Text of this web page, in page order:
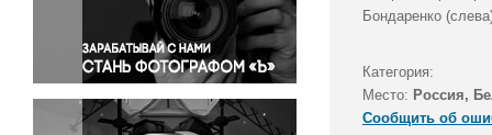
Правосудие
Происшествия и конфликты
Религия
Светская жизнь
Спорт
Бондаренко
Категория:
Место: Россия,
Сообщить об